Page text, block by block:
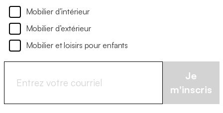
Mobilier d’intérieur
Mobilier d’extérieur
Mobilier et loisirs pour enfants
Je
m'inscris